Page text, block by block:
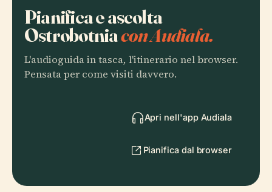
Pianifica e ascolta
Ostrobotniacon Audiala.
L'audioguida in tasca, l'itinerario nel browser.
Pensata per come visiti davvero.
Apri nell'app Audiala
Pianifica dal browser